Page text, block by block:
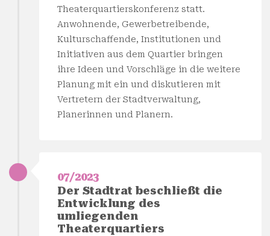
Theaterquartierskonferenz statt.
Anwohnende, Gewerbetreibende,
Kulturschaffende, Institutionen und
Initiativen aus dem Quartier bringen
ihre Ideen und Vorschläge in die weitere
Planung mit ein und diskutieren mit
Vertretern der Stadtverwaltung,
Planerinnen und Planern.
07/2023
Der Stadtrat beschließt die
Entwicklung des
umliegenden
Theaterquartiers